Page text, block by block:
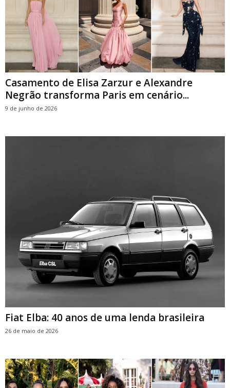
Casamento de Elisa Zarzur e Alexandre
Negrão transforma Paris em cenário...
9 de junho de 2026
Fiat Elba: 40 anos de uma lenda brasileira
26 de maio de 2026